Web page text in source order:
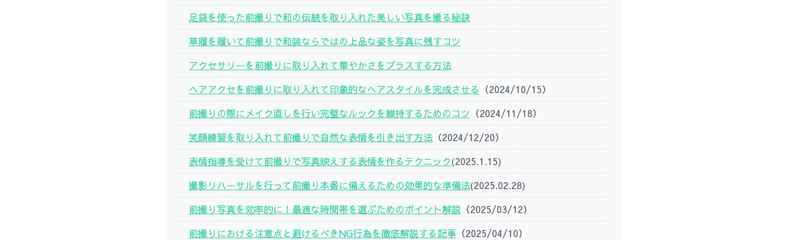
足袋を使った前撮りで和の伝統を取り入れた美しい写真を撮る秘訣
草履を履いて前撮りで和装ならではの上品な姿を写真に残すコツ
アクセサリーを前撮りに取り入れて華やかさをプラスする方法
ヘアアクセを前撮りに取り入れて印象的なヘアスタイルを完成させる （2024/10/15）
前撮りの際にメイク直しを行い完璧なルックを維持するためのコツ （2024/11/18）
笑顔練習を取り入れて前撮りで自然な表情を引き出す方法（2024/12/20）
表情指導を受けて前撮りで写真映えする表情を作るテクニック(2025.1.15)
撮影リハーサルを行って前撮り本番に備えるための効果的な準備法(2025.02.28)
前撮り写真を効率的に！最適な時間帯を選ぶためのポイント解説 （2025/03/12）
前撮りにおける注意点と避けるべきNG行為を徹底解説する記事（2025/04/10）